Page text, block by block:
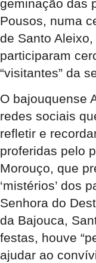
geminação das
Pousos, numa
de Santo
participaram
“visitantes” da
O bajouquense
redes sociais
refletir e
proferidas pelo
Morouço, que
‘mistérios’ dos
Senhora do
da Bajouca,
festas, houve
ajudar ao